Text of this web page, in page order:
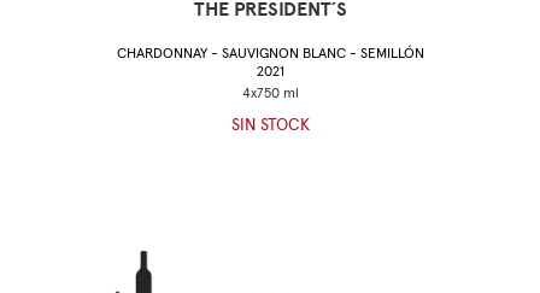
THE PRESIDENT´S
CHARDONNAY - SAUVIGNON BLANC - SEMILLÓN
2021
SIN STOCK